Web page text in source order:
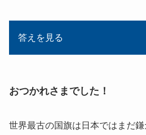
答えを見る
おつかれさまでした！
世界最古の国旗は日本ではまだ